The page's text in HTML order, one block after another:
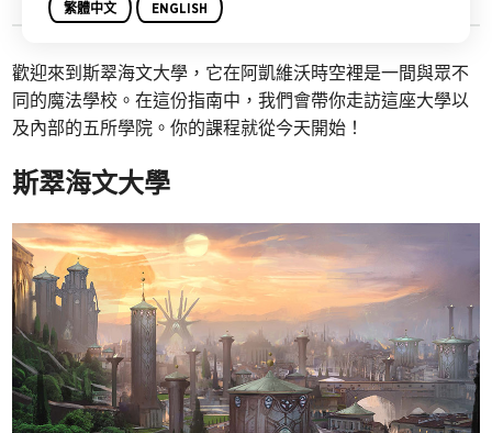
歡迎來到斯翠海文大學，它在阿凱維沃時空裡是一間與眾不
同的魔法學校。在這份指南中，我們會帶你走訪這座大學以
及內部的五所學院。你的課程就從今天開始！
斯翠海文大學
繁體中文 ENGLISH